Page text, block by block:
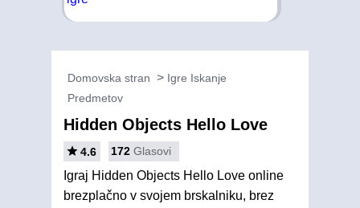
Domovska stran
Igre Iskanje
Predmetov
Hidden Objects Hello Love
4.6 172 Glasovi
Igraj Hidden Objects Hello Love online
brezplačno v svojem brskalniku, brez